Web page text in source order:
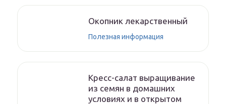
Окопник лекарственный
Полезная информация
Кресс-салат выращивание
из семян в домашних
условиях и в открытом